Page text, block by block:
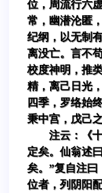
位，周流行六
常，幽潜沦匿
纪纲，以无制
离没亡。言不
校度神明，推
精，离己日光
四季，罗络始
秉中宫，戊己之
注云：《
定矣。仙翁述
矣。”复自注曰
位者，列阴阳